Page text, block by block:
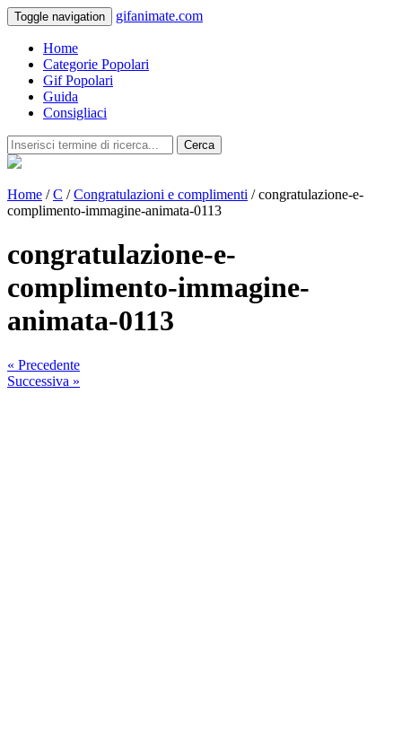
Toggle navigation gifanimate.com
Home
Categorie Popolari
Gif Popolari
Guida
Consigliaci
Cerca
Home /C /Congratulazioni e complimenti / congratulazione-e-
complimento-immagine-animata-0113
congratulazione-e-
complimento-immagine-
animata-0113
« Precedente
Successiva »